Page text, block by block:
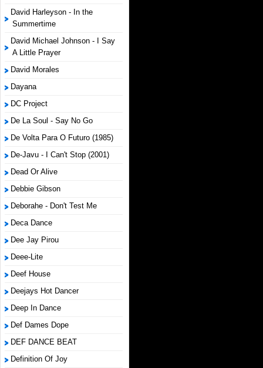
David Harleyson - In the
Summertime
David Michael Johnson - I Say
A Little Prayer
David Morales
Dayana
DC Project
De La Soul - Say No Go
De Volta Para O Futuro (1985)
De-Javu - I Can't Stop (2001)
Dead Or Alive
Debbie Gibson
Deborahe - Don't Test Me
Deca Dance
Dee Jay Pirou
Deee-Lite
Deef House
Deejays Hot Dancer
Deep In Dance
Def Dames Dope
DEF DANCE BEAT
Definition Of Joy